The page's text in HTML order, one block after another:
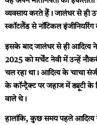
व्यवसाय करते हैं। जालंधर से ही
स्कॉटलैंड से नॉटिकल इंजीनियरिंग
इसके बाद जालंधर से ही आदित्य ने
2025 को मर्चेंट नेवी में उन्हें
चल रहा था। आदित्य के चाचा
के कॉन्ट्रैक्ट पर जहाज में ड्यूटी
वाले थे।
हालांकि, कुछ समय पहले आदित्य ने